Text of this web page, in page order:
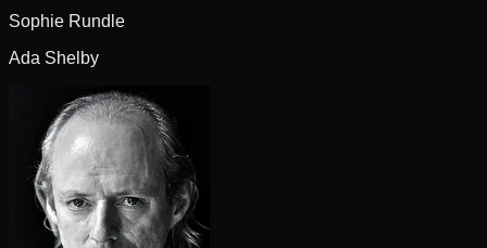
Sophie Rundle
Ada Shelby